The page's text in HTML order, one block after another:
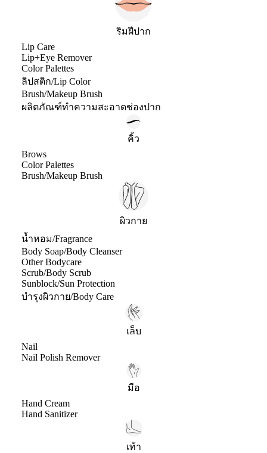
ริมฝีปาก
Lip Care
Lip+Eye Remover
Color Palettes
ลิปสติก/Lip Color
Brush/Makeup Brush
ผลิตภัณฑ์ทำความสะอาดช่องปาก
คิ้ว
Brows
Color Palettes
Brush/Makeup Brush
ผิวกาย
น้ำหอม/Fragrance
Body Soap/Body Cleanser
Other Bodycare
Scrub/Body Scrub
Sunblock/Sun Protection
บำรุงผิวกาย/Body Care
เล็บ
Nail
Nail Polish Remover
มือ
Hand Cream
Hand Sanitizer
เท้า